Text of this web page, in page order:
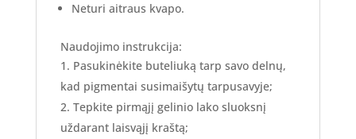
Neturi aitraus kvapo.
Naudojimo instrukcija:
Pasukinėkite buteliuką tarp savo delnų,
kad pigmentai susimaišytų tarpusavyje;
Tepkite pirmąjį gelinio lako sluoksnį
uždarant laisvąjį kraštą;